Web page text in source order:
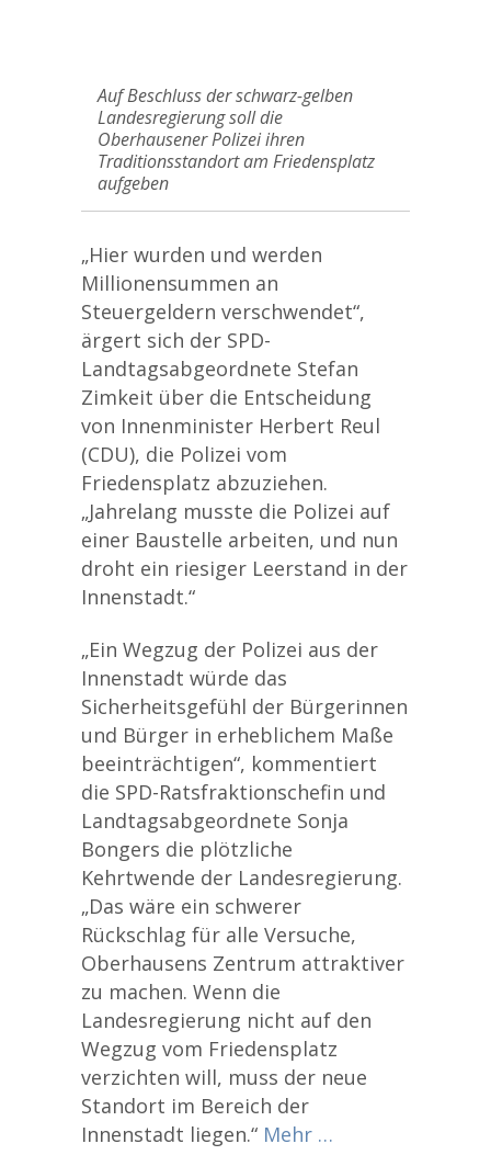
Auf Beschluss der schwarz-gelben
Landesregierung soll die
Oberhausener Polizei ihren
Traditionsstandort am Friedensplatz
aufgeben
„Hier wurden und werden
Millionensummen an
Steuergeldern verschwendet“,
ärgert sich der SPD-
Landtagsabgeordnete Stefan
Zimkeit über die Entscheidung
von Innenminister Herbert Reul
(CDU), die Polizei vom
Friedensplatz abzuziehen.
„Jahrelang musste die Polizei auf
einer Baustelle arbeiten, und nun
droht ein riesiger Leerstand in der
Innenstadt.“
„Ein Wegzug der Polizei aus der
Innenstadt würde das
Sicherheitsgefühl der Bürgerinnen
und Bürger in erheblichem Maße
beeinträchtigen“, kommentiert
die SPD-Ratsfraktionschefin und
Landtagsabgeordnete Sonja
Bongers die plötzliche
Kehrtwende der Landesregierung.
„Das wäre ein schwerer
Rückschlag für alle Versuche,
Oberhausens Zentrum attraktiver
zu machen. Wenn die
Landesregierung nicht auf den
Wegzug vom Friedensplatz
verzichten will, muss der neue
Standort im Bereich der
Innenstadt liegen.“ Mehr …